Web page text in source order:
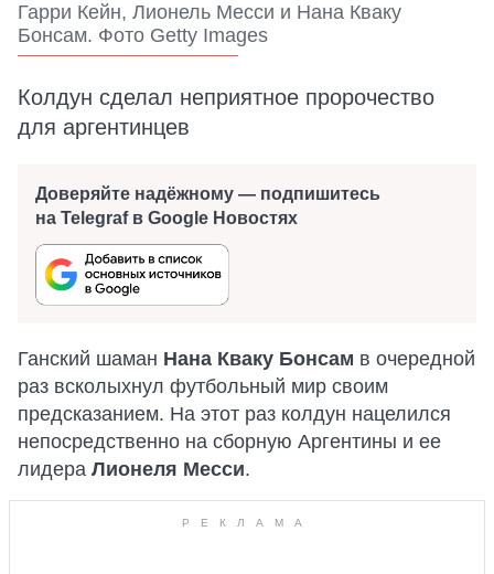
Гарри Кейн, Лионель Месси и Нана Кваку
Бонсам. Фото Getty Images
Колдун сделал неприятное пророчество
для аргентинцев
Доверяйте надёжному — подпишитесь
на Telegraf в Google Новостях
Ганский шаман Нана Кваку Бонсам в очередной
раз всколыхнул футбольный мир своим
предсказанием. На этот раз колдун нацелился
непосредственно на сборную Аргентины и ее
лидера Лионеля Месси.